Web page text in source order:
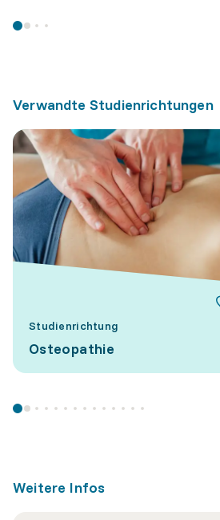
Verwandte Studienrichtungen
Studienrichtung
Osteopathie
Weitere Infos